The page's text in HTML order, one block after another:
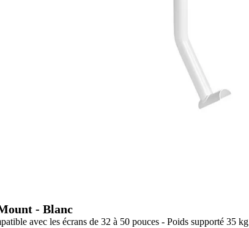
- Blanc
avec les écrans de 32 à 50 pouces - Poids supporté 35 kg